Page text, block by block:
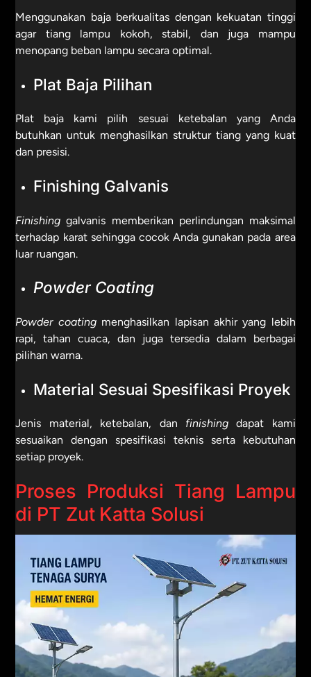
Menggunakan baja berkualitas dengan kekuatan tinggi
agar tiang lampu kokoh, stabil, dan juga mampu
menopang beban lampu secara optimal.
Plat Baja Pilihan
Plat baja kami pilih sesuai ketebalan yang Anda
butuhkan untuk menghasilkan struktur tiang yang kuat
dan presisi.
Finishing Galvanis
Finishing galvanis memberikan perlindungan maksimal
terhadap karat sehingga cocok Anda gunakan pada area
luar ruangan.
Powder Coating
Powder coatingmenghasilkan lapisan akhir yang lebih
rapi, tahan cuaca, dan juga tersedia dalam berbagai
pilihan warna.
Material Sesuai Spesifikasi Proyek
Jenis material, ketebalan, dan finishingdapat kami
sesuaikan dengan spesifikasi teknis serta kebutuhan
setiap proyek.
Proses Produksi Tiang Lampu
di PT Zut Katta Solusi